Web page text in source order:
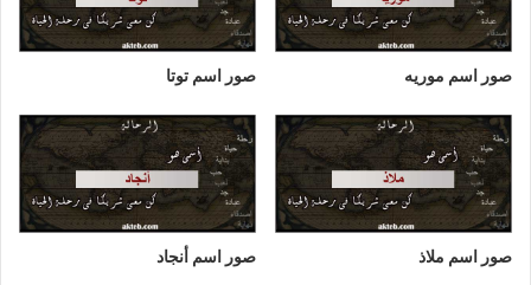
صور اسم موريه صور اسم توتا
صور اسم ملاذ صور اسم أنجاد